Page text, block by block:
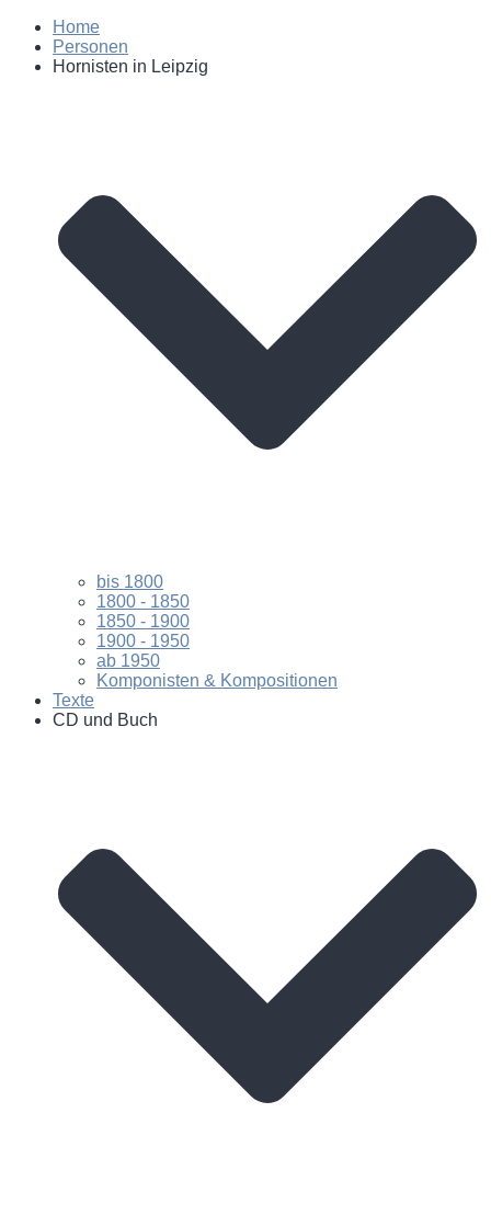
Home
Personen
Hornisten in Leipzig
bis 1800
1800 - 1850
1850 - 1900
1900 - 1950
ab 1950
Komponisten & Kompositionen
Texte
CD und Buch